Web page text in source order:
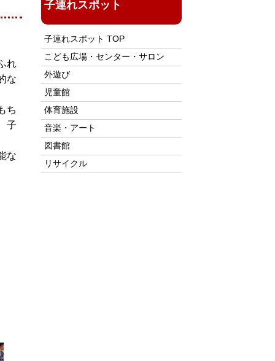
れ
な
ち
子
な
子連れスポット
子連れスポット TOP
こども広場・センター・サロン
外遊び
児童館
体育施設
音楽・アート
図書館
リサイクル